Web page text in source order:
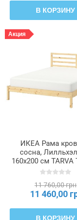
В КОРЗИНУ
Акция
ИКЕА Рама
сосна,
160x200 см
396.158.37
11 760,00 грн
11 460,00
В КОРЗИНУ